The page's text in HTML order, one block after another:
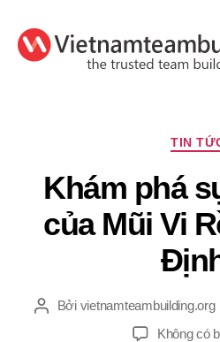
TIN
Khám phá
của Mũi Vi
TácBởi vietnamteambuilding.org
Không có